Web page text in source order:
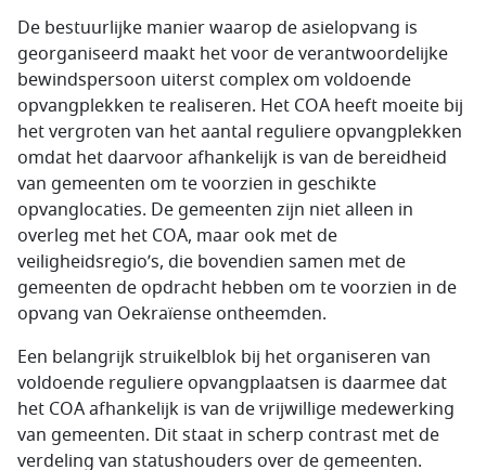
De bestuurlijke manier waarop de asielopvang is
georganiseerd maakt het voor de verantwoordelijke
bewindspersoon uiterst complex om voldoende
opvangplekken te realiseren. Het COA heeft moeite bij
het vergroten van het aantal reguliere opvangplekken
omdat het daarvoor afhankelijk is van de bereidheid
van gemeenten om te voorzien in geschikte
opvanglocaties. De gemeenten zijn niet alleen in
overleg met het COA, maar ook met de
veiligheidsregio’s, die bovendien samen met de
gemeenten de opdracht hebben om te voorzien in de
opvang van Oekraïense ontheemden.
Een belangrijk struikelblok bij het organiseren van
voldoende reguliere opvangplaatsen is daarmee dat
het COA afhankelijk is van de vrijwillige medewerking
van gemeenten. Dit staat in scherp contrast met de
verdeling van statushouders over de gemeenten.